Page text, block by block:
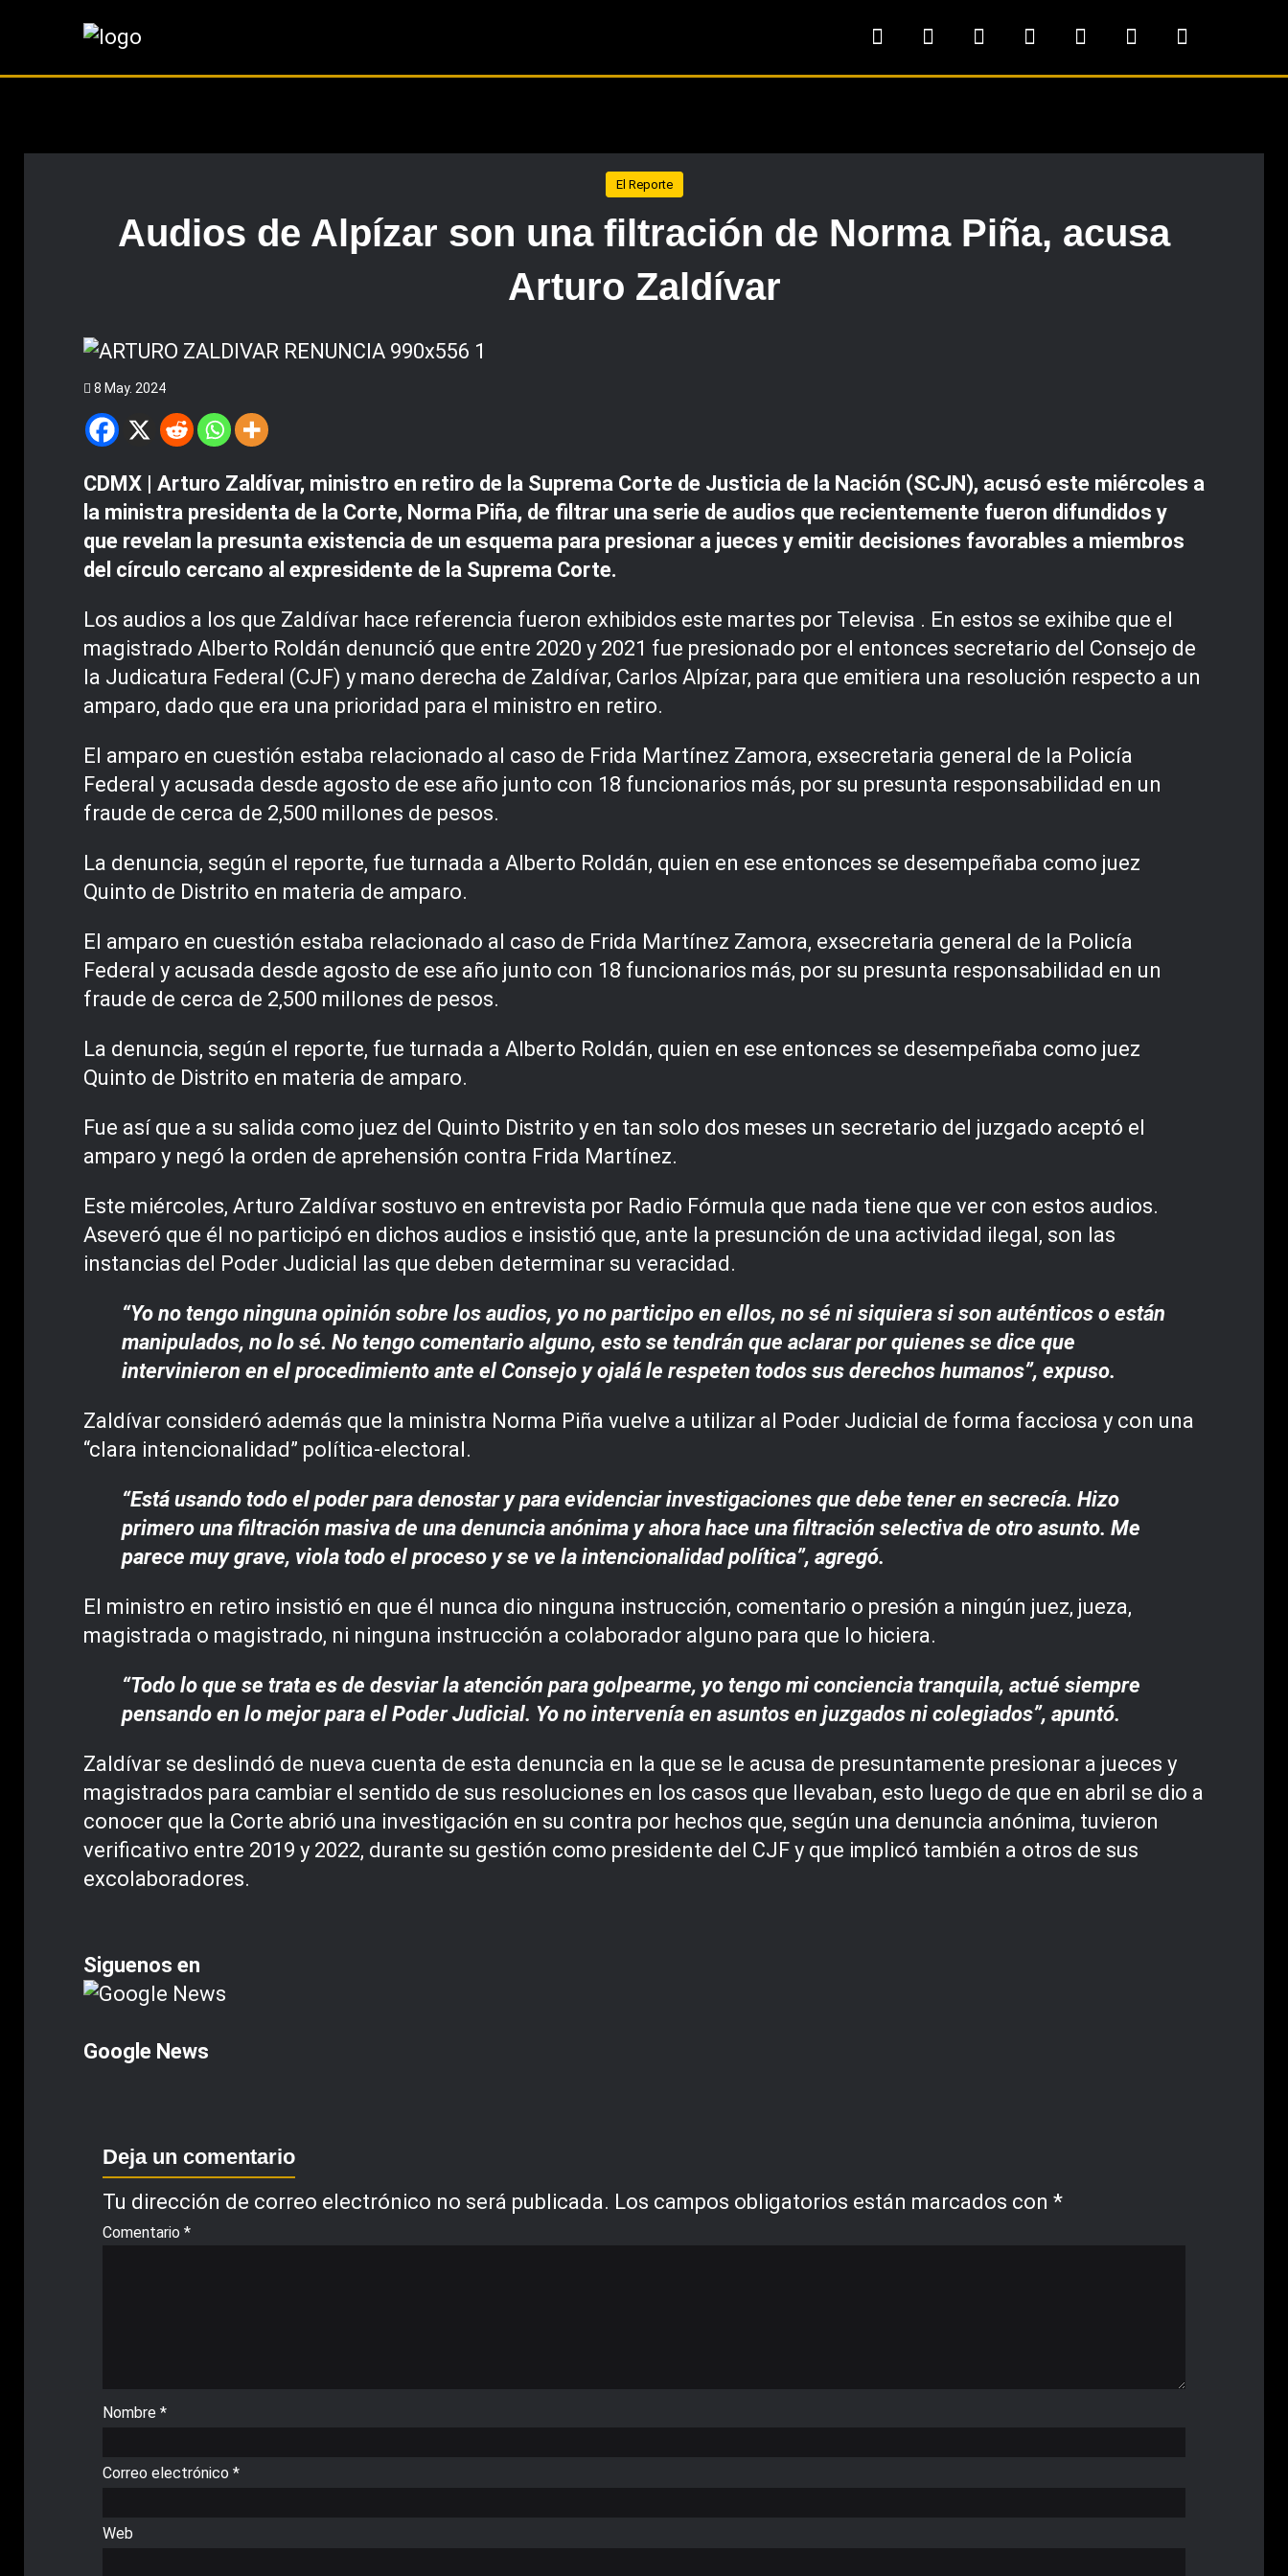
El Reporte
Audios de Alpízar son una filtración de Norma Piña, acusa
Arturo Zaldívar
8 May. 2024
CDMX | Arturo Zaldívar, ministro en retiro de la Suprema Corte de Justicia de la Nación (SCJN), acusó este miércoles a
la ministra presidenta de la Corte, Norma Piña, de filtrar una serie de audios que recientemente fueron difundidos y
que revelan la presunta existencia de un esquema para presionar a jueces y emitir decisiones favorables a miembros
del círculo cercano al expresidente de la Suprema Corte.
Los audios a los que Zaldívar hace referencia fueron exhibidos este martes por Televisa . En estos se exihibe que el
magistrado Alberto Roldán denunció que entre 2020 y 2021 fue presionado por el entonces secretario del Consejo de
la Judicatura Federal (CJF) y mano derecha de Zaldívar, Carlos Alpízar, para que emitiera una resolución respecto a un
amparo, dado que era una prioridad para el ministro en retiro.
El amparo en cuestión estaba relacionado al caso de Frida Martínez Zamora, exsecretaria general de la Policía
Federal y acusada desde agosto de ese año junto con 18 funcionarios más, por su presunta responsabilidad en un
fraude de cerca de 2,500 millones de pesos.
La denuncia, según el reporte, fue turnada a Alberto Roldán, quien en ese entonces se desempeñaba como juez
Quinto de Distrito en materia de amparo.
El amparo en cuestión estaba relacionado al caso de Frida Martínez Zamora, exsecretaria general de la Policía
Federal y acusada desde agosto de ese año junto con 18 funcionarios más, por su presunta responsabilidad en un
fraude de cerca de 2,500 millones de pesos.
La denuncia, según el reporte, fue turnada a Alberto Roldán, quien en ese entonces se desempeñaba como juez
Quinto de Distrito en materia de amparo.
Fue así que a su salida como juez del Quinto Distrito y en tan solo dos meses un secretario del juzgado aceptó el
amparo y negó la orden de aprehensión contra Frida Martínez.
Este miércoles, Arturo Zaldívar sostuvo en entrevista por Radio Fórmula que nada tiene que ver con estos audios.
Aseveró que él no participó en dichos audios e insistió que, ante la presunción de una actividad ilegal, son las
instancias del Poder Judicial las que deben determinar su veracidad.
“Yo no tengo ninguna opinión sobre los audios, yo no participo en ellos, no sé ni siquiera si son auténticos o están
manipulados, no lo sé. No tengo comentario alguno, esto se tendrán que aclarar por quienes se dice que
intervinieron en el procedimiento ante el Consejo y ojalá le respeten todos sus derechos humanos”, expuso.
Zaldívar consideró además que la ministra Norma Piña vuelve a utilizar al Poder Judicial de forma facciosa y con una
“clara intencionalidad” política-electoral.
“Está usando todo el poder para denostar y para evidenciar investigaciones que debe tener en secrecía. Hizo
primero una filtración masiva de una denuncia anónima y ahora hace una filtración selectiva de otro asunto. Me
parece muy grave, viola todo el proceso y se ve la intencionalidad política”, agregó.
El ministro en retiro insistió en que él nunca dio ninguna instrucción, comentario o presión a ningún juez, jueza,
magistrada o magistrado, ni ninguna instrucción a colaborador alguno para que lo hiciera.
“Todo lo que se trata es de desviar la atención para golpearme, yo tengo mi conciencia tranquila, actué siempre
pensando en lo mejor para el Poder Judicial. Yo no intervenía en asuntos en juzgados ni colegiados”, apuntó.
Zaldívar se deslindó de nueva cuenta de esta denuncia en la que se le acusa de presuntamente presionar a jueces y
magistrados para cambiar el sentido de sus resoluciones en los casos que llevaban, esto luego de que en abril se dio a
conocer que la Corte abrió una investigación en su contra por hechos que, según una denuncia anónima, tuvieron
verificativo entre 2019 y 2022, durante su gestión como presidente del CJF y que implicó también a otros de sus
excolaboradores.
Siguenos en
Google News
Deja un comentario
Tu dirección de correo electrónico no será publicada. Los campos obligatorios están marcados con *
Comentario *
Nombre *
Correo electrónico *
Web